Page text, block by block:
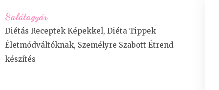
to
content
(Press
Enter)
Salátagyár
Diétás Receptek Képekkel, Diéta Tippek
Életmódváltóknak, Személyre Szabott Étrend
készítés